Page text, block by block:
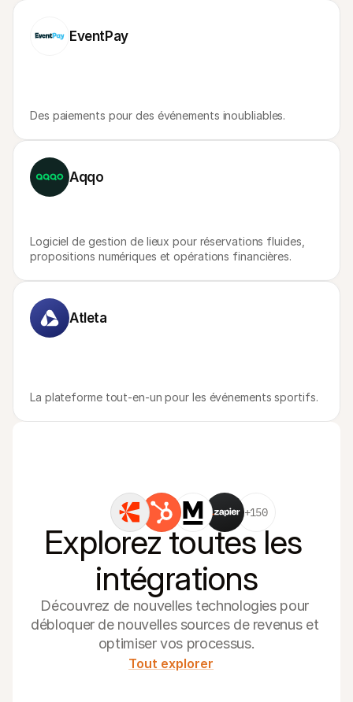
EventPay
Des paiements pour des événements inoubliables.
Aqqo
Logiciel de gestion de lieux pour réservations fluides,
propositions numériques et opérations financières.
Atleta
La plateforme tout-en-un pour les événements sportifs.
+150
Explorez toutes les
intégrations
Découvrez de nouvelles technologies pour
débloquer de nouvelles sources de revenus et
optimiser vos processus.
Tout explorer